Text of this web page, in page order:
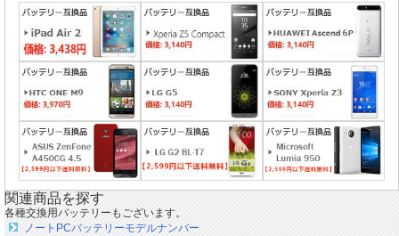
関連商品を探す
各種交換用バッテリーもございます。
ノートPCバッテリーモデルナンバー